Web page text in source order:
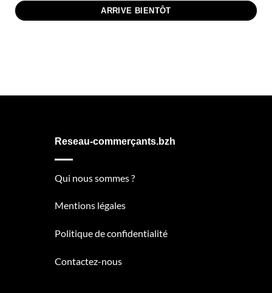
ARRIVE BIENTÔT
Reseau-commerçants.bzh
Qui nous sommes ?
Mentions légales
Politique de confidentialité
Contactez-nous